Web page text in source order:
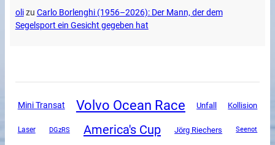
olizu Carlo Borlenghi (1956–2026): Der Mann, der dem
Segelsport ein Gesicht gegeben hat
Mini Transat Volvo Ocean Race Unfall Kollision
Laser DGzRS America's Cup Jörg Riechers Seenot